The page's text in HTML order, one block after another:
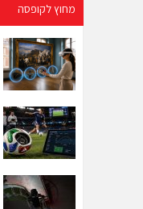
מחוץ לקופסה